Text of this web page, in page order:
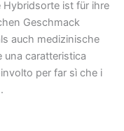
Hybridsorte ist für ihre
Geschmack
auch medizinische
una caratteristica
per far sì che i